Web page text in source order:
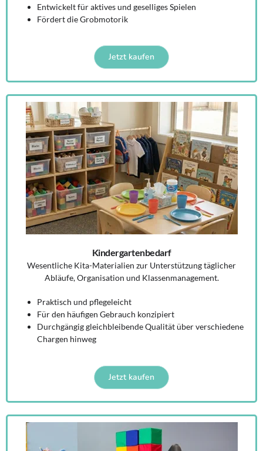
Entwickelt für aktives und geselliges Spielen
Fördert die Grobmotorik
Jetzt kaufen
Kindergartenbedarf
Wesentliche Kita-Materialien zur Unterstützung täglicher
Abläufe, Organisation und Klassenmanagement.
Praktisch und pflegeleicht
Für den häufigen Gebrauch konzipiert
Durchgängig gleichbleibende Qualität über verschiedene
Chargen hinweg
Jetzt kaufen